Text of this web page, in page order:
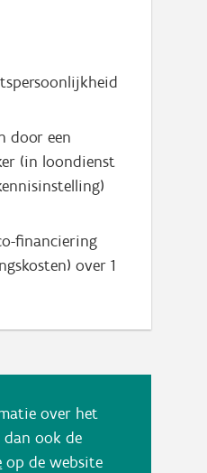
door een
(in loondienst
financiering
over 1
over het
ook de
op de website